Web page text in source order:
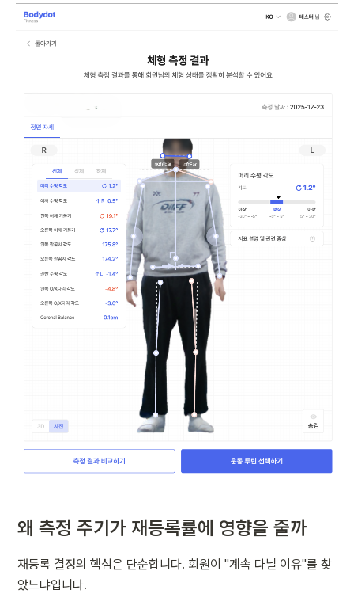
왜 측정 주기가 재등록률에 영향을 줄까
재등록 결정의 핵심은 단순합니다. 회원이 "계속 다닐 이유"를 찾
았느냐입니다.